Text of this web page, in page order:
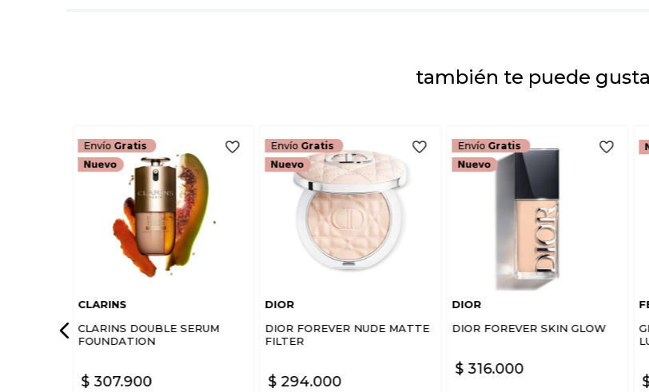
también te puede
Envío Gratis
CLARINS
CLARINS DOUBLE SERUM
FOUNDATION
$ 307.900
Envío Gratis
DIOR
DIOR FOREVER NUDE MATTE
FILTER
$ 294.000
Envío Gratis
DIOR
DIOR FOREVER SKIN GLOW
$ 316.000